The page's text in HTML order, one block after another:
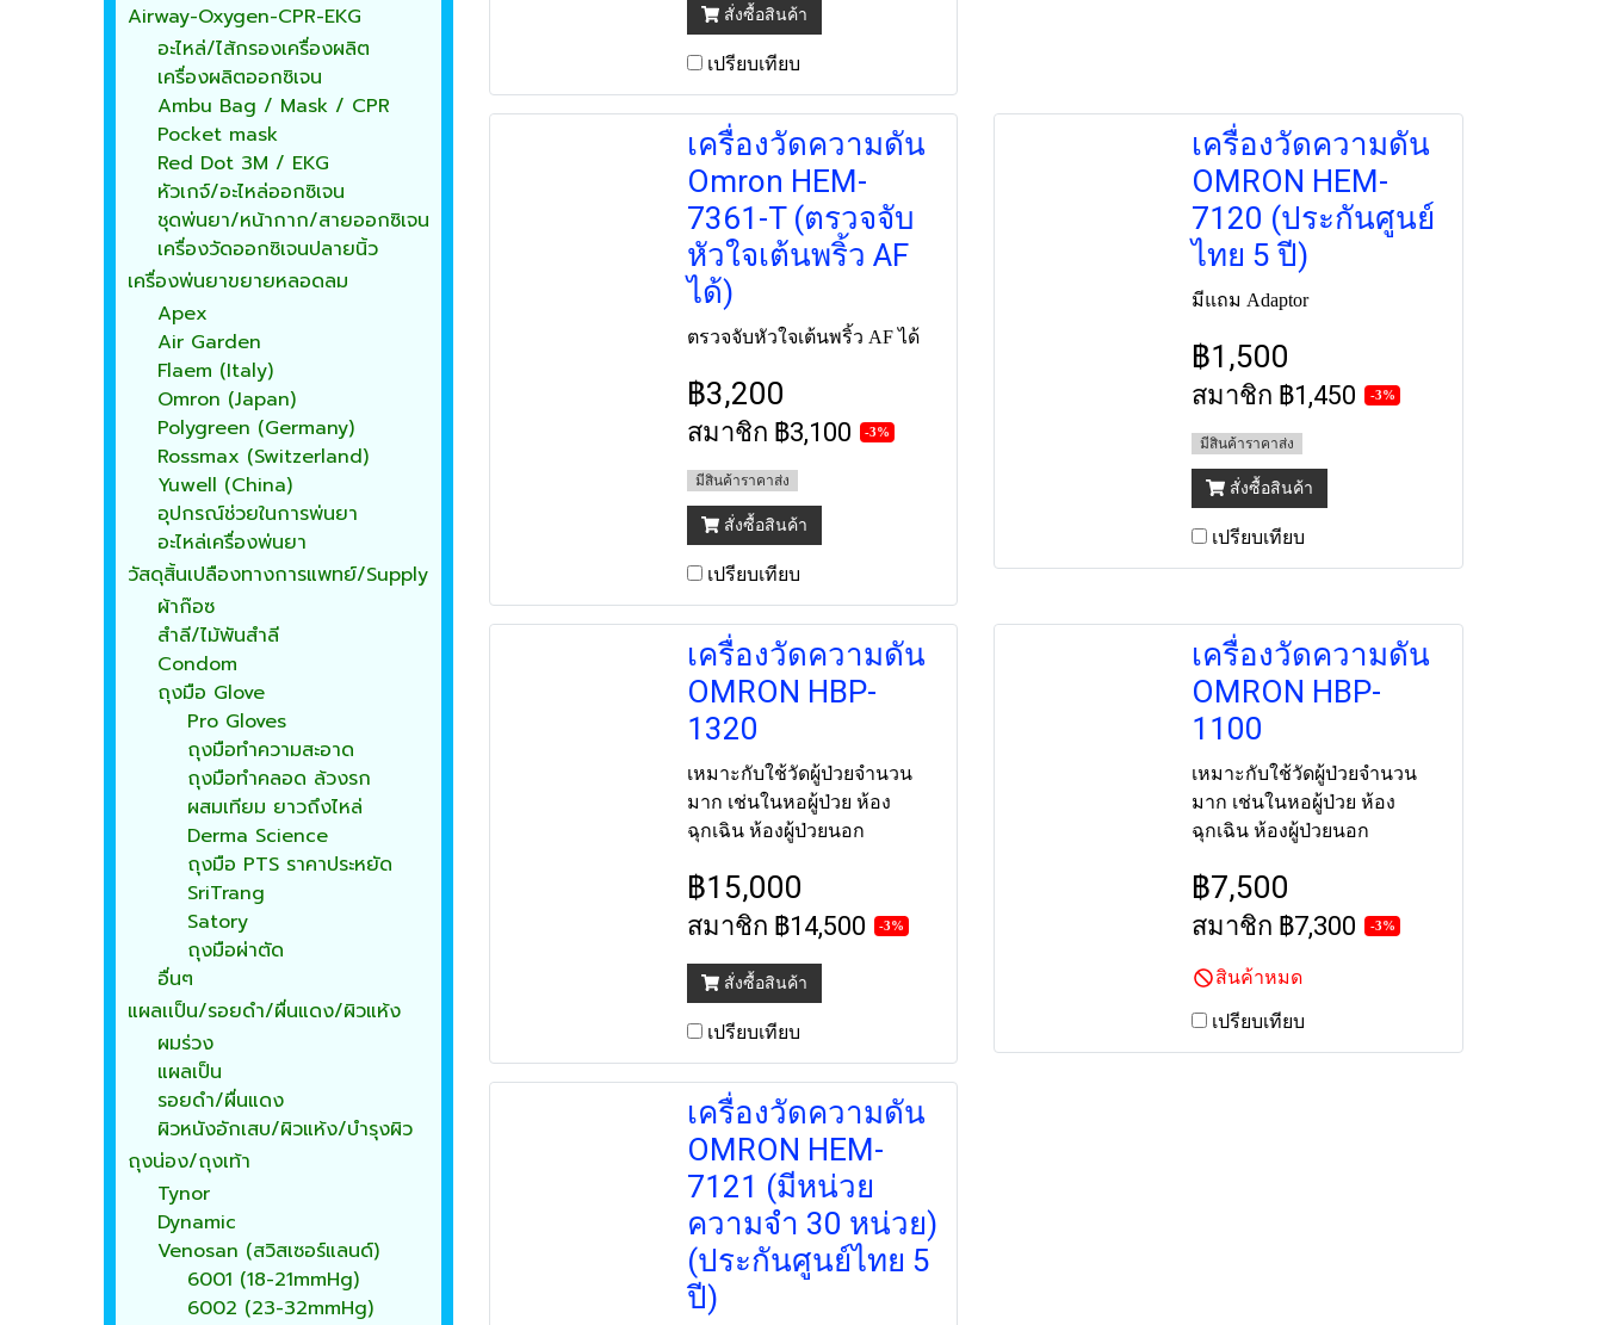
สั่งซื้อสินค้า
เปรียบเทียบ
เครื่องวัดความดัน
Omron HEM-
7361-T (ตรวจจับ
หัวใจเต้นพริ้ว AF
ได้)
ตรวจจับหัวใจเต้นพริ้ว AF ได้
฿3,200
สมาชิก ฿3,100 -3%
มีสินค้าราคาส่ง
สั่งซื้อสินค้า
เปรียบเทียบ
เครื่องวัดความดัน
OMRON HEM-
7120 (ประกันศูนย์
ไทย 5 ปี)
มีแถม Adaptor
฿1,500
สมาชิก ฿1,450 -3%
มีสินค้าราคาส่ง
สั่งซื้อสินค้า
เปรียบเทียบ
เครื่องวัดความดัน
OMRON HBP-
1320
เหมาะกับใช้วัดผู้ป่วยจำนวน
มาก เช่นในหอผู้ป่วย ห้อง
ฉุกเฉิน ห้องผู้ป่วยนอก
฿15,000
สมาชิก ฿14,500 -3%
สั่งซื้อสินค้า
เปรียบเทียบ
เครื่องวัดความดัน
OMRON HBP-
1100
เหมาะกับใช้วัดผู้ป่วยจำนวน
มาก เช่นในหอผู้ป่วย ห้อง
ฉุกเฉิน ห้องผู้ป่วยนอก
฿7,500
สมาชิก ฿7,300 -3%
สินค้าหมด
เปรียบเทียบ
เครื่องวัดความดัน
OMRON HEM-
7121 (มีหน่วย
ความจำ 30 หน่วย)
(ประกันศูนย์ไทย 5
ปี)
Airway-Oxygen-CPR-EKG
อะไหล่/ไส้กรองเครื่องผลิต
เครื่องผลิตออกซิเจน
Ambu Bag / Mask / CPR
Pocket mask
Red Dot 3M / EKG
หัวเกจ์/อะไหล่ออกซิเจน
ชุดพ่นยา/หน้ากาก/สายออกซิเจน
เครื่องวัดออกซิเจนปลายนิ้ว
เครื่องพ่นยาขยายหลอดลม
Apex
Air Garden
Flaem (Italy)
Omron (Japan)
Polygreen (Germany)
Rossmax (Switzerland)
Yuwell (China)
อุปกรณ์ช่วยในการพ่นยา
อะไหล่เครื่องพ่นยา
วัสดุสิ้นเปลืองทางการแพทย์/Supply
ผ้าก๊อซ
สำลี/ไม้พันสำลี
Condom
ถุงมือ Glove
Pro Gloves
ถุงมือทำความสะอาด
ถุงมือทำคลอด ล้วงรก
ผสมเทียม ยาวถึงไหล่
Derma Science
ถุงมือ PTS ราคาประหยัด
SriTrang
Satory
ถุงมือผ่าตัด
อื่นๆ
แผลเเป็น/รอยดำ/ผื่นแดง/ผิวแห้ง
ผมร่วง
แผลเป็น
รอยดำ/ผื่นแดง
ผิวหนังอักเสบ/ผิวแห้ง/บำรุงผิว
ถุงน่อง/ถุงเท้า
Tynor
Dynamic
Venosan (สวิสเซอร์แลนด์)
6001 (18-21mmHg)
6002 (23-32mmHg)